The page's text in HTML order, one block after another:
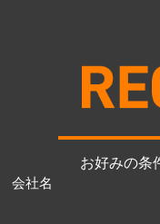
お好みの条
会社名